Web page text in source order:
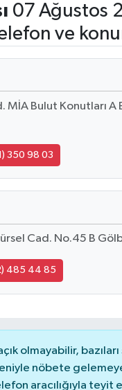
07 Ağustos
ve
MİA Bulut Konutları A
350 98 03
Cad. No.45 B
485 44 85
olmayabilir,
nöbete
aracılığıyla teyit